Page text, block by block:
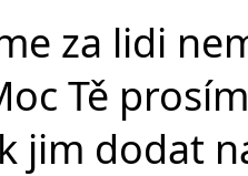
za lidi
Tě
jim dodat